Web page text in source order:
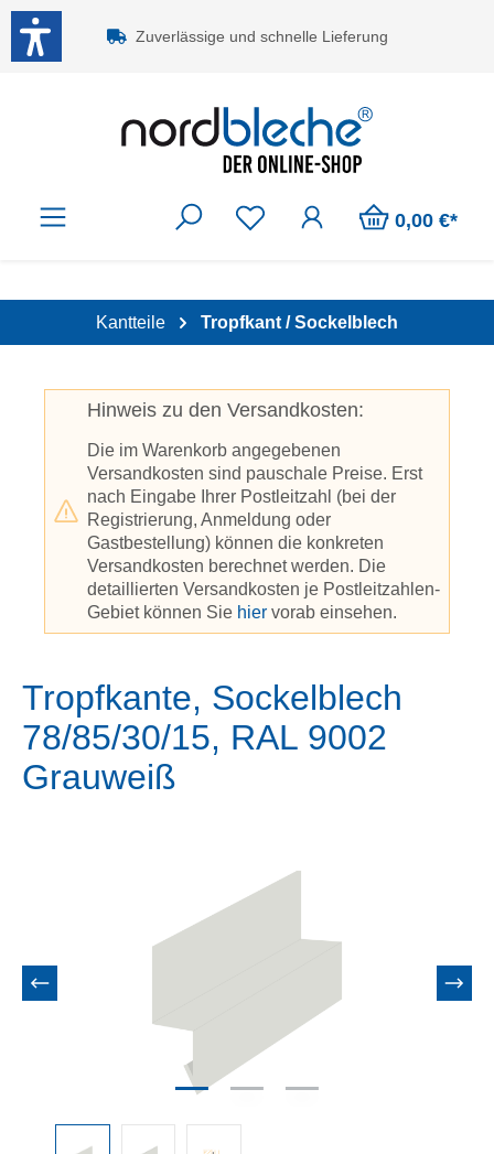
Zum Hauptinhalt springen
Zuverlässige und schnelle Lieferung
0,00 €*
Kantteile Tropfkant / Sockelblech
Hinweis zu den Versandkosten:
Die im Warenkorb angegebenen
Versandkosten sind pauschale Preise. Erst
nach Eingabe Ihrer Postleitzahl (bei der
Registrierung, Anmeldung oder
Gastbestellung) können die konkreten
Versandkosten berechnet werden. Die
detaillierten Versandkosten je Postleitzahlen-
Gebiet können Sie hier vorab einsehen.
Tropfkante, Sockelblech
78/85/30/15, RAL 9002
Grauweiß